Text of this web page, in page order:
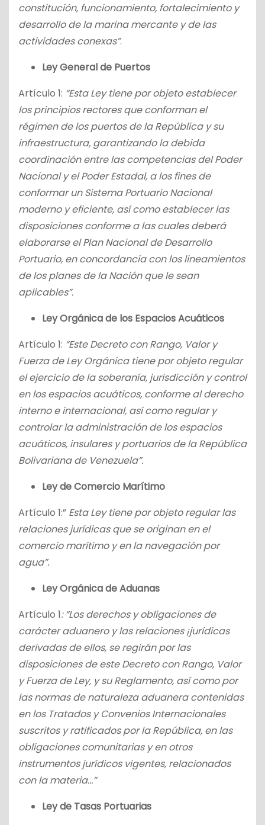
constitución, funcionamiento, fortalecimiento y
desarrollo de la marina mercante y de las
actividades conexas”.
Ley General de Puertos
Artículo 1: “Esta Ley tiene por objeto establecer
los principios rectores que conforman el
régimen de los puertos de la República y su
infraestructura, garantizando la debida
coordinación entre las competencias del Poder
Nacional y el Poder Estadal, a los fines de
conformar un Sistema Portuario Nacional
moderno y eficiente, así como establecer las
disposiciones conforme a las cuales deberá
elaborarse el Plan Nacional de Desarrollo
Portuario, en concordancia con los lineamientos
de los planes de la Nación que le sean
aplicables”.
Ley Orgánica de los Espacios Acuáticos
Artículo 1: “Este Decreto con Rango, Valor y
Fuerza de Ley Orgánica tiene por objeto regular
el ejercicio de la soberanía, jurisdicción y control
en los espacios acuáticos, conforme al derecho
interno e internacional, así como regular y
controlar la administración de los espacios
acuáticos, insulares y portuarios de la República
Bolivariana de Venezuela”.
Ley de Comercio Marítimo
Artículo 1:” Esta Ley tiene por objeto regular las
relaciones jurídicas que se originan en el
comercio marítimo y en la navegación por
agua”.
Ley Orgánica de Aduanas
Artículo 1: “Los derechos y obligaciones de
carácter aduanero y las relaciones ¡jurídicas
derivadas de ellos, se regirán por las
disposiciones de este Decreto con Rango, Valor
y Fuerza de Ley, y su Reglamento, así como por
las normas de naturaleza aduanera contenidas
en los Tratados y Convenios Internacionales
suscritos y ratificados por la República, en las
obligaciones comunitarias y en otros
instrumentos jurídicos vigentes, relacionados
con la materia…”
Ley de Tasas Portuarias